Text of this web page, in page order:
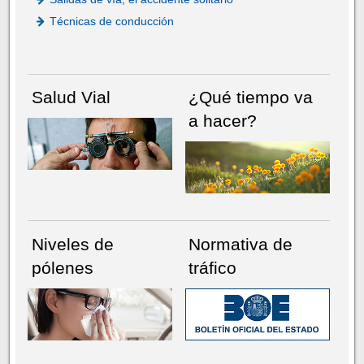
Técnicas de conducción
Salud Vial
¿Qué tiempo va
a hacer?
Niveles de
pólenes
Normativa de
tráfico